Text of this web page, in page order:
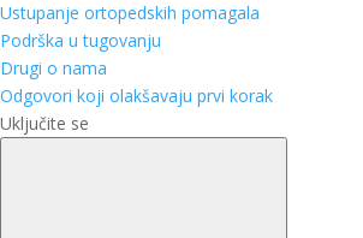
Ustupanje ortopedskih pomagala
Podrška u tugovanju
Drugi o nama
Odgovori koji olakšavaju prvi korak
Uključite se